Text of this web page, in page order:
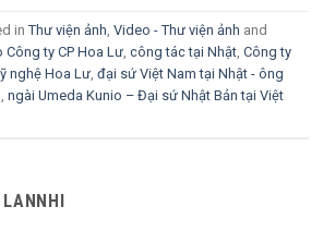
inThư viện ảnh Video - Thư viện ảnh and
Công ty CP Hoa Lư công tác tại Nhật Công ty
nghệ Hoa Lư đại sứ Việt Nam tại Nhật - ông
ngài Umeda Kunio – Đại sứ Nhật Bản tại Việt
LANNHI